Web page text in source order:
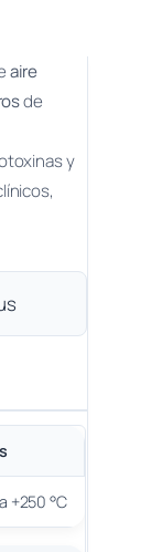
aire
de
y
+250 °C